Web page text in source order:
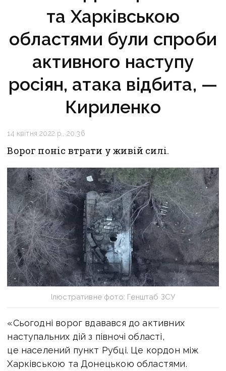
та Харківською
областями були спроби
активного наступу
росіян, атака відбита, —
Кириленко
14 квітня 2022 р., 20:36
Ворог поніс втрати у живій силі.
Ілюстративне фото: Генштаб ЗСУ
«Сьогодні ворог вдавався до активних
наступальних дій з півночі області,
це населений пункт Рубці. Це кордон між
Харківською та Донецькою областями.